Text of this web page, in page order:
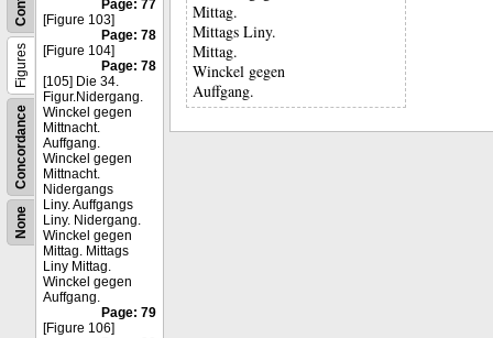
None
Concordance
Figures
Page: 77
[Figure 103]
Page: 78
[Figure 104]
Page: 78
[105] Die 34.
Figur.Nidergang.
Winckel gegen
Mittnacht.
Auffgang.
Winckel gegen
Mittnacht.
Nidergangs
Liny. Auffgangs
Liny. Nidergang.
Winckel gegen
Mittag. Mittags
Liny Mittag.
Winckel gegen
Auffgang.
Page: 79
[Figure 106]
Mittag.
Mittags Liny.
Mittag.
Winckel gegen
Auffgang.